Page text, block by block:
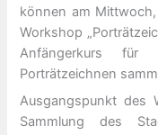
können am
Workshop
Anfängerkurs für
Porträtzeichnen
Ausgangspunkt des
Sammlung des